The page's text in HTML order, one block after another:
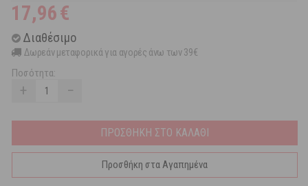
17,96€
Διαθέσιμο
Δωρεάν μεταφορικά για αγορές άνω των 39€
Ποσότητα:
+ −
ΠΡΟΣΘΗΚΗ ΣΤΟ ΚΑΛΑΘΙ
Προσθήκη στα Αγαπημένα